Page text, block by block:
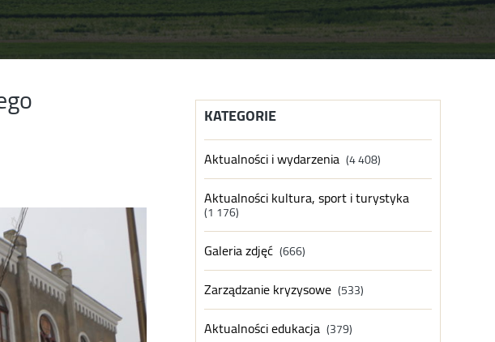
KATEGORIE
Aktualności i wydarzenia (4 408)
Aktualności kultura, sport i turystyka
(1 176)
Galeria zdjęć (666)
Zarządzanie kryzysowe (533)
Aktualności edukacja (379)